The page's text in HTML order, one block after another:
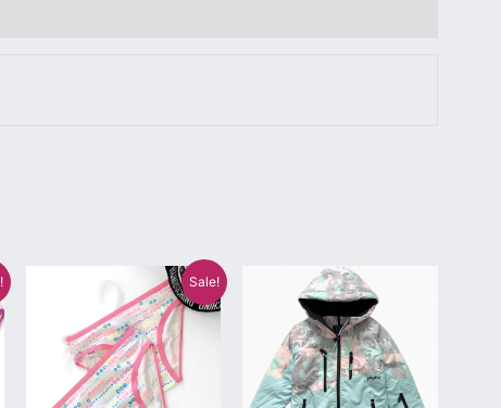
Sale!
€5.00.
Praegune
hind
on:
€3.00.
Sellel
tootel
on
mitu
varianti.
Sellel
tootel
on
mitu
varianti.